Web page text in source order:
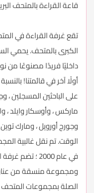
قاعة القراءة بالمتحف
تقع غرفة القراءة في
الكبرى بالمتحف. يحمي
داخليًا فريدًا مصنوعًا من
أولًا آخر في قائمتنا!
على الباحثين المسجلين ،
ماركس ، وأوسكار وايلد ،
وجورج أورويل ، ومارك
الوقت. تم نقل غالبية
في عام 2000 ؛
ومجموعة منسقة من
الصلة بمجموعات المتحف